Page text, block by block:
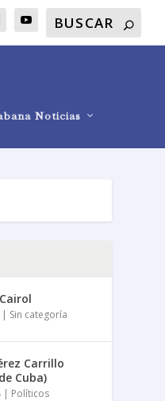
Noticias
| Sin categoría
Carrillo
Cuba)
| Políticos